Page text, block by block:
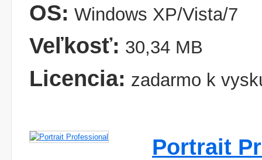
OS: Windows XP/Vista/7
Veľkosť: 30,34 MB
Licencia: zadarmo k
Portrait